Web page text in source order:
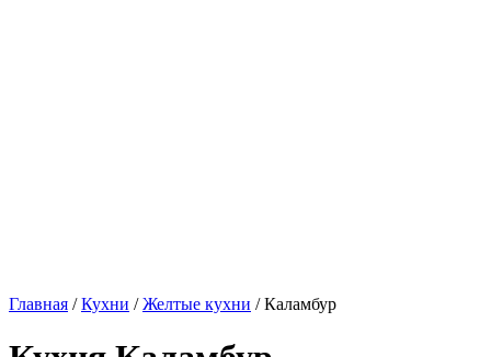
Главная /Кухни /Желтые кухни / Каламбур